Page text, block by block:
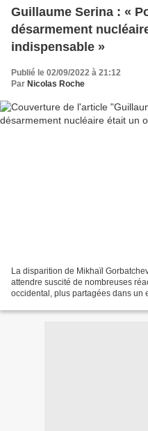
Guillaume Serina : «
désarmement
indispensable »
Publié le 02/09/2022 à 21:12
Par Nicolas Roche
La disparition de Mikhaïl
attendre suscité de nombreuses
occidental, plus partagées dans un